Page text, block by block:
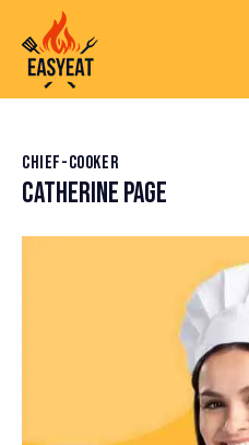
CHIEF-COOKER
CATHERINE PAGE